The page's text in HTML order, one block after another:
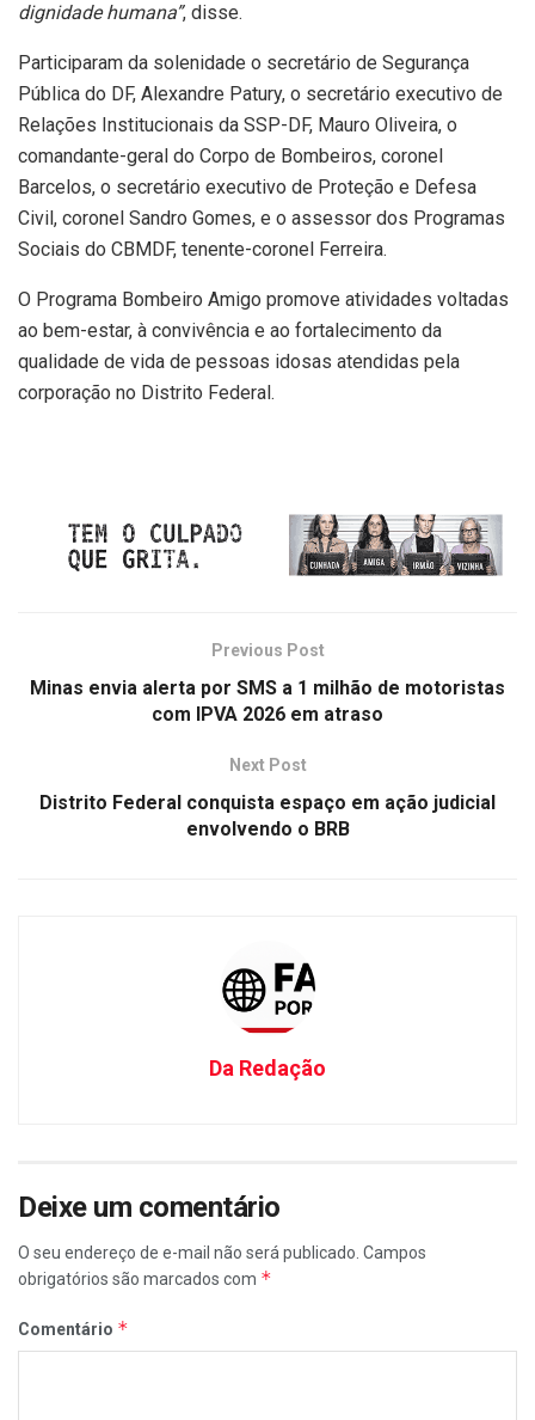
dignidade humana”, disse.
Participaram da solenidade o secretário de Segurança
Pública do DF, Alexandre Patury, o secretário executivo de
Relações Institucionais da SSP-DF, Mauro Oliveira, o
comandante-geral do Corpo de Bombeiros, coronel
Barcelos, o secretário executivo de Proteção e Defesa
Civil, coronel Sandro Gomes, e o assessor dos Programas
Sociais do CBMDF, tenente-coronel Ferreira.
O Programa Bombeiro Amigo promove atividades voltadas
ao bem-estar, à convivência e ao fortalecimento da
qualidade de vida de pessoas idosas atendidas pela
corporação no Distrito Federal.
Previous Post
Minas envia alerta por SMS a 1 milhão de motoristas
com IPVA 2026 em atraso
Next Post
Distrito Federal conquista espaço em ação judicial
envolvendo o BRB
Da Redação
Deixe um comentário
O seu endereço de e-mail não será publicado. Campos
obrigatórios são marcados com *
Comentário *